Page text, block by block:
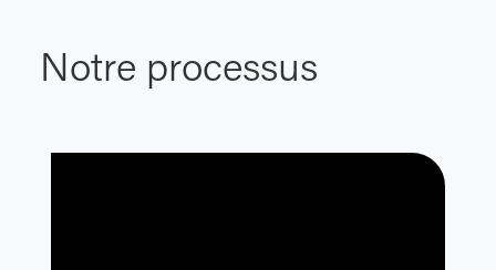
Notre processus